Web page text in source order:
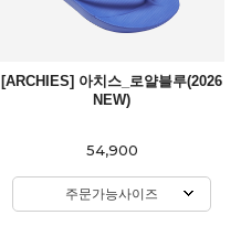
[ARCHIES] 아치스_로얄블루(2026
NEW)
54,900
주문가능사이즈